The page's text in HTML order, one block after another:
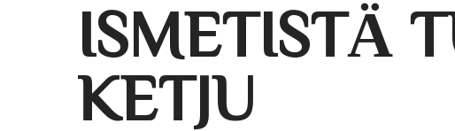
ISMETISTÄ
KETJU